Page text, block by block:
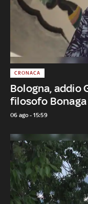
Bologna, addio
filosofo Bonaga
CRONACA
06 ago - 15:59